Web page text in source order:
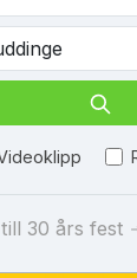
30 års fest